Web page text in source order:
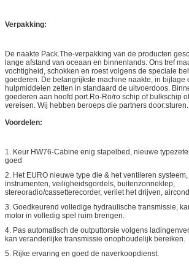
Verpakking:
De naakte Pack.The-verpakking van de producten
lange afstand van oceaan en binnenlands. Ons tref
vochtigheid, schokken en roest volgens de speciale
goederen. De belangrijkste machine naakte, in bijlage
hulpmiddelen zetten in standaard de uitvoerdoos.
goederen aan hoofd port.Ro-Ro/ro schip of bulkschip
vereisen. Wij hebben beroeps die partners door:sturen.
Voordelen:
1. Keur HW76-Cabine enig stapelbed, nieuwe
goed
2. Het EURO nieuwe type die & het ventileren
instrumenten, veiligheidsgordels, buitenzonneklep,
stereoradio/cassetterecorder, verliet het drijven,
3. Goedkeurend volledige hydraulische transmissie,
motor in volledig spel ruim brengen.
4. Pas automatisch de outputtorsie volgens
kan veranderlijke transmissie onophoudelijk bereiken.
5. Rijke ervaring en goed de naverkoopdienst.